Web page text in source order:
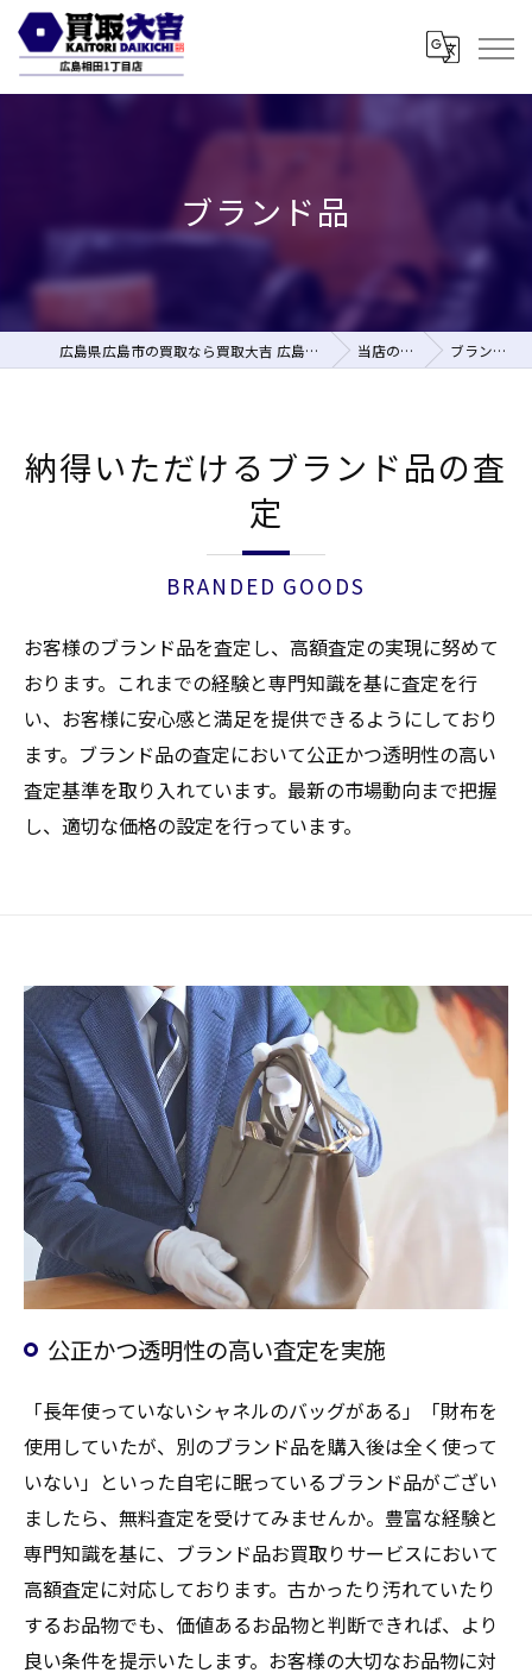
ブランド品
広島県広島市の買取なら買取大吉 広島相田1丁目店 当店の特徴 ブランド品
納得いただけるブランド品の査
定
BRANDED GOODS
お客様のブランド品を査定し、高額査定の実現に努めて
おります。これまでの経験と専門知識を基に査定を行
い、お客様に安心感と満足を提供できるようにしており
ます。ブランド品の査定において公正かつ透明性の高い
査定基準を取り入れています。最新の市場動向まで把握
し、適切な価格の設定を行っています。
公正かつ透明性の高い査定を実施
「長年使っていないシャネルのバッグがある」「財布を
使用していたが、別のブランド品を購入後は全く使って
いない」といった自宅に眠っているブランド品がござい
ましたら、無料査定を受けてみませんか。豊富な経験と
専門知識を基に、ブランド品お買取りサービスにおいて
高額査定に対応しております。古かったり汚れていたり
するお品物でも、価値あるお品物と判断できれば、より
良い条件を提示いたします。お客様の大切なお品物に対